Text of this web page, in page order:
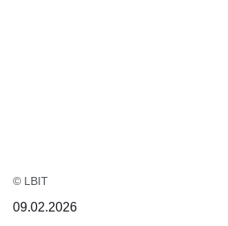
© LBIT
09.02.2026